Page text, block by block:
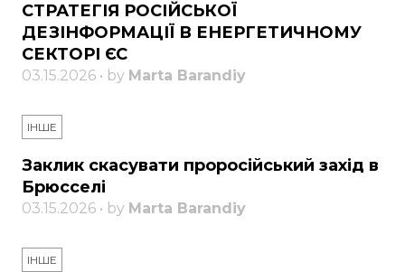
СТРАТЕГІЯ РОСІЙСЬКОЇ
ДЕЗІНФОРМАЦІЇ В ЕНЕРГЕТИЧНОМУ
СЕКТОРІ ЄС
03.15.2026 • by Marta Barandiy
ІНШЕ
Заклик скасувати проросійський захід в
Брюсселі
03.15.2026 • by Marta Barandiy
ІНШЕ